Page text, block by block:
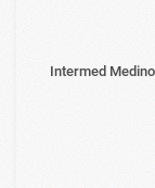
Intermed